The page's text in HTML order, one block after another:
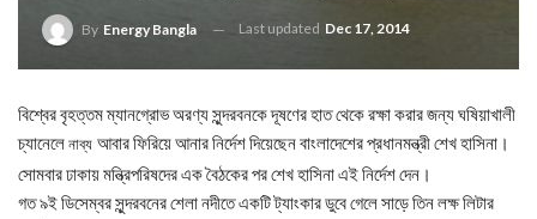
By Energy Bangla Last updated Dec 17, 2014
বিশ্বের বৃহত্তম ম্যানগ্রোভ অরণ্য সুন্দরবনকে দূষণের হাত থেকে রক্ষা করার জন্য ঘষিয়াখালী
চ্যানেলে নাব্য আবার ফিরিয়ে আনার নির্দেশ দিয়েছেন বাংলাদেশের প্রধানমন্ত্রী শেখ হাসিনা।
সোমবার ঢাকায় মন্ত্রিপরিষদের এক বৈঠকের পর শেখ হাসিনা এই নির্দেশ দেন।
গত ৯ই ডিসেম্বর সুন্দরবনের শেলা নদীতে একটি ট্যাংকার ডুবে গেলে সাড়ে তিন লক্ষ লিটার